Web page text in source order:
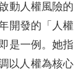
動人權風險的
開發的「人權
是一例。她指
以人權為核心